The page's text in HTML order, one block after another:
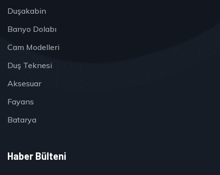
Duşakabin
Banyo Dolabı
Cam Modelleri
Duş Teknesi
Aksesuar
Fayans
Batarya
Haber Bülteni